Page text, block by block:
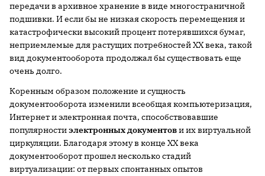
передачи в архивное хранение в виде многостраничной
подшивки. И если бы не низкая скорость перемещения и
катастрофически высокий процент потерявшихся бумаг,
неприемлемые для растущих потребностей XX века, такой
вид документооборота продолжал бы существовать еще
очень долго.
Коренным образом положение и сущность
документооборота изменили всеобщая компьютеризация,
Интернет и электронная почта, способствовавшие
популярностиэлектронных документови их виртуальной
циркуляции. Благодаря этому в конце ХХ века
документооборот прошел несколько стадий
виртуализации: от первых спонтанных опытов